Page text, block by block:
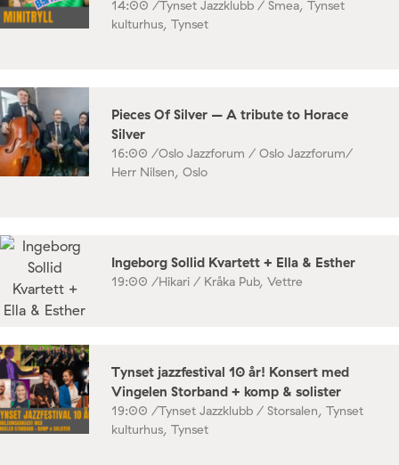
14:00 /Tynset Jazzklubb / Smea, Tynset
kulturhus, Tynset
Pieces Of Silver – A tribute to Horace
Silver
16:00 /Oslo Jazzforum / Oslo Jazzforum/
Herr Nilsen, Oslo
Ingeborg Sollid Kvartett + Ella & Esther
19:00 /Hikari / Kråka Pub, Vettre
Tynset jazzfestival 10 år! Konsert med
Vingelen Storband + komp & solister
19:00 /Tynset Jazzklubb / Storsalen, Tynset
kulturhus, Tynset